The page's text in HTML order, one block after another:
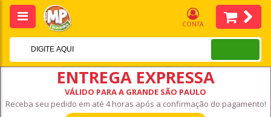
CONTA
ENTREGA EXPRESSA
VÁLIDO PARA A GRANDE SÃO PAULO
Receba seu pedido em até 4 horas após a confirmação do pagamento!